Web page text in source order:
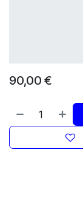
90,00 €